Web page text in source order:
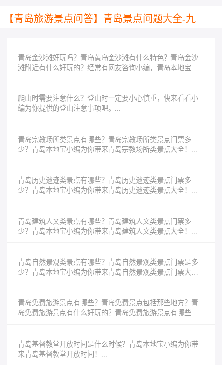
【青岛旅游景点问答】青岛景点问题大全-九
青岛金沙滩好玩吗？青岛黄岛金沙滩有什么特色？青岛金沙
滩附近有什么好玩的？经常有网友咨询小编，青岛本地宝小
爬山时需要注意什么？登山时一定要小心慎重，快来看看小
编为你提供的登山注意事项吧。...
青岛宗教场所类景点有哪些？青岛宗教场所类景点门票多
少？青岛本地宝小编为你带来青岛宗教场所类景点大全！...
青岛历史遗迹类景点有哪些？青岛历史遗迹类景点门票多
少？青岛本地宝小编为你带来青岛历史遗迹类景点大全！...
青岛建筑人文类景点有哪些？青岛建筑人文类景点门票多
少？青岛本地宝小编为你带来青岛建筑人文类景点大全！...
青岛自然景观类景点有哪些？青岛自然景观类景点门票是多
少？青岛本地宝小编为你带来青岛自然景观类景点门票大
青岛免费旅游景点有哪些？青岛免费景点包括那些地方？青
岛免费旅游景点有什么好玩的？青岛免费旅游景点有哪些值
青岛基督教堂开放时间是什么时候？青岛本地宝小编为你带
来青岛基督教堂开放时间！...